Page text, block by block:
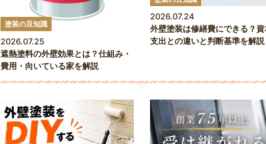
塗装の豆知識
2026.07.25
遮熱塗料の外壁効果とは？仕組み・
費用・向いている家を解説
2026.07.24
外壁塗装は修繕費にできる？
支出との違いと判断基準を解説